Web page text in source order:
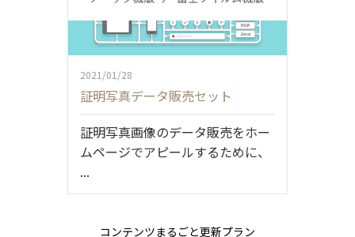
2021/01/28
証明写真データ販売セット
証明写真画像のデータ販売をホー
ムページでアピールするために、
...
コンテンツまるごと更新プラン